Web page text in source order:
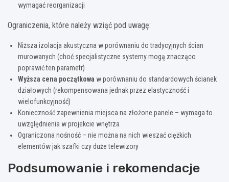
wymagać reorganizacji
Ograniczenia, które należy wziąć pod uwagę:
Niższa izolacja akustyczna w porównaniu do tradycyjnych ścian
murowanych (choć specjalistyczne systemy mogą znacząco
poprawić ten parametr)
Wyższa cena początkowa w porównaniu do standardowych ścianek
działowych (rekompensowana jednak przez elastyczność i
wielofunkcyjność)
Konieczność zapewnienia miejsca na złożone panele – wymaga to
uwzględnienia w projekcie wnętrza
Ograniczona nośność – nie można na nich wieszać ciężkich
elementów jak szafki czy duże telewizory
Podsumowanie i rekomendacje